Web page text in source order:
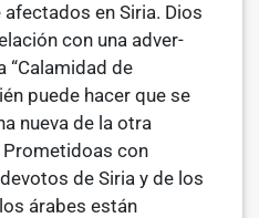
en Siria. Dios
con una adver-
“Calamidad de
puede hacer que se
nueva de la otra
con
de Siria y de los
árabes están